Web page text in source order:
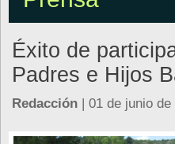
Éxito de
Padres e Hijos
Redacción | 01 de junio de